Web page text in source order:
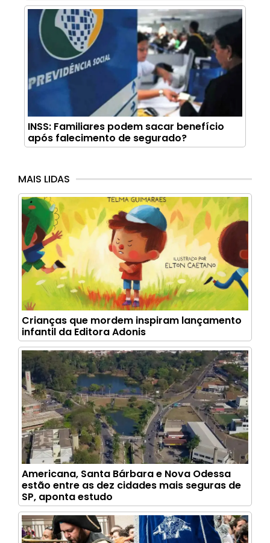
INSS: Familiares podem sacar benefício
após falecimento de segurado?
MAIS LIDAS
Crianças que mordem inspiram lançamento
infantil da Editora Adonis
Americana, Santa Bárbara e Nova Odessa
estão entre as dez cidades mais seguras de
SP, aponta estudo